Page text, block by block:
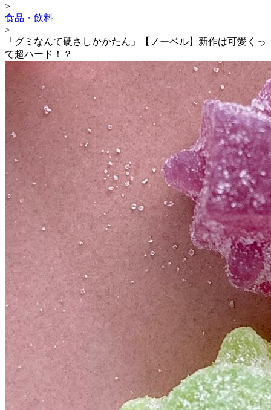
>
食品・飲料
>
「グミなんて硬さしかかたん」【ノーベル】新作は可愛くっ
て超ハード！？